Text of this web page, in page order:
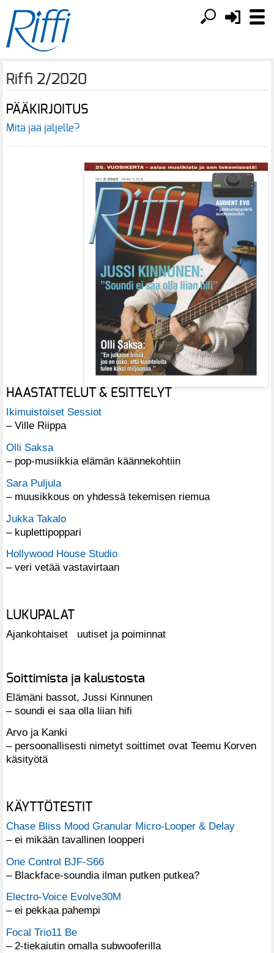
Riffi 2/2020
PÄÄKIRJOITUS
Mitä jää jäljelle?
HAASTATTELUT & ESITTELYT
Ikimuistoiset Sessiot
– Ville Riippa
Olli Saksa
– pop-musiikkia elämän käännekohtiin
Sara Puljula
– muusikkous on yhdessä tekemisen riemua
Jukka Takalo
– kuplettipoppari
Hollywood House Studio
– veri vetää vastavirtaan
LUKUPALAT
Ajankohtaiset uutiset ja poiminnat
Soittimista ja kalustosta
Elämäni bassot, Jussi Kinnunen
– soundi ei saa olla liian hifi
Arvo ja Kanki
– persoonallisesti nimetyt soittimet ovat Teemu Korven
käsityötä
KÄYTTÖTESTIT
Chase Bliss Mood Granular Micro-Looper & Delay
– ei mikään tavallinen loopperi
One Control BJF-S66
– Blackface-soundia ilman putken putkea?
Electro-Voice Evolve30M
– ei pekkaa pahempi
Focal Trio11 Be
– 2-tiekaiutin omalla subwooferilla